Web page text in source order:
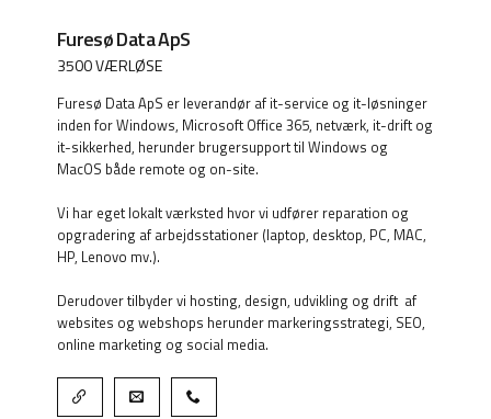
Furesø Data ApS
3500 VÆRLØSE
Furesø Data ApS er leverandør af it-service og it-løsninger
inden for Windows, Microsoft Office 365, netværk, it-drift og
it-sikkerhed, herunder brugersupport til Windows og
MacOS både remote og on-site.
Vi har eget lokalt værksted hvor vi udfører reparation og
opgradering af arbejdsstationer (laptop, desktop, PC, MAC,
HP, Lenovo mv.).
Derudover tilbyder vi hosting, design, udvikling og drift af
websites og webshops herunder markeringsstrategi, SEO,
online marketing og social media.